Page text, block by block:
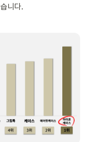
니다.